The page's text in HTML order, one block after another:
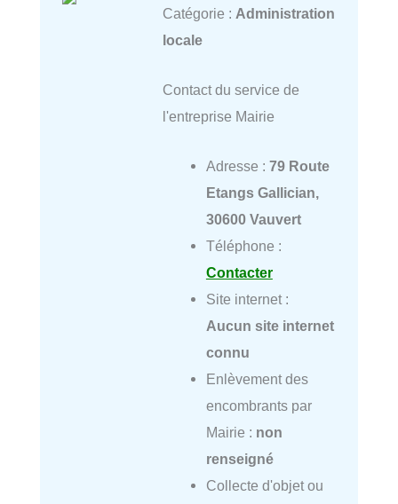
Catégorie : Administration
locale
Contact du service de
l'entreprise Mairie
Adresse : 79 Route
Etangs Gallician,
30600 Vauvert
Téléphone :
Contacter
Site internet :
Aucun site internet
connu
Enlèvement des
encombrants par
Mairie : non
renseigné
Collecte d'objet ou